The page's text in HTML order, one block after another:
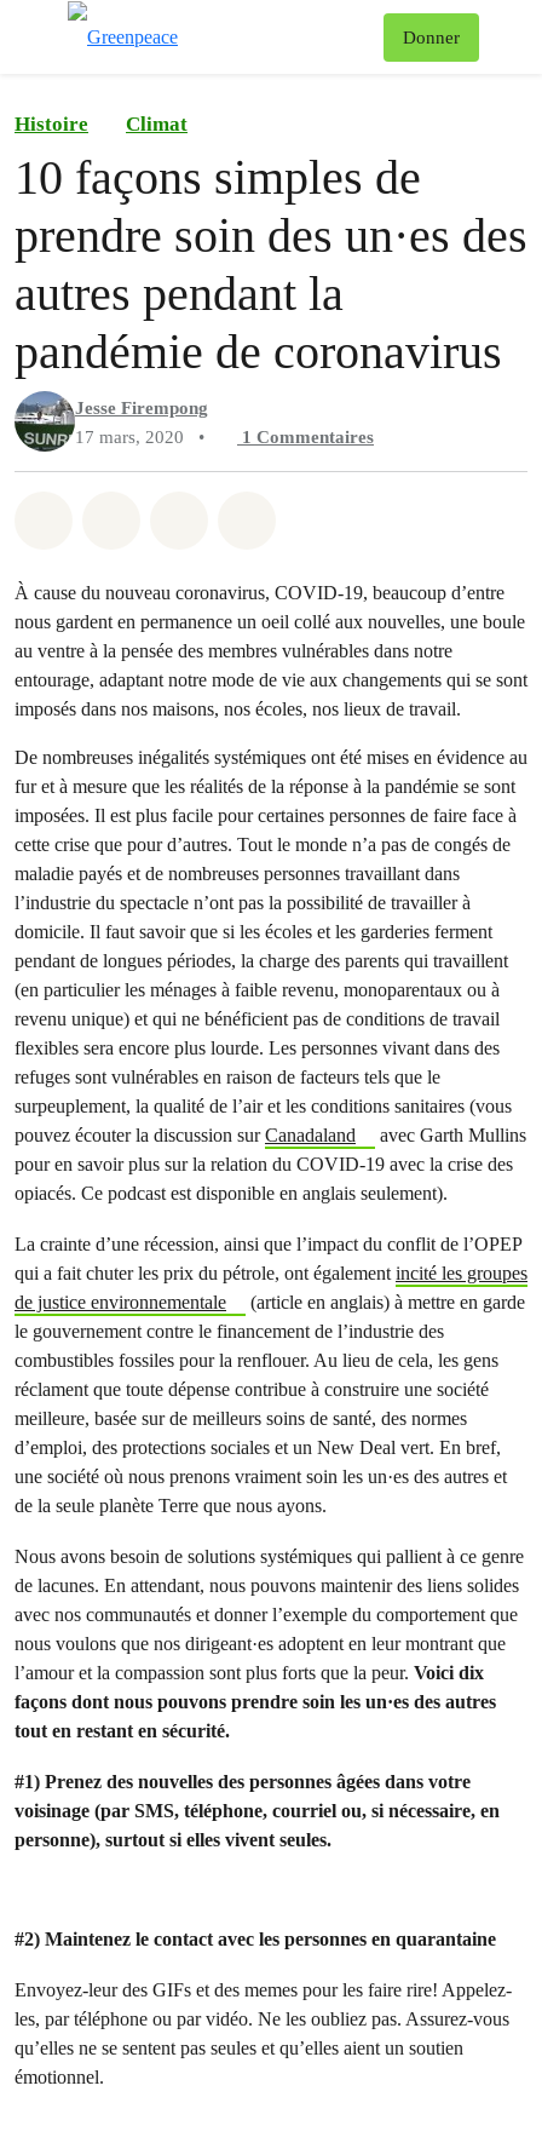
Donner
Histoire Climat
10 façons simples de
prendre soin des un·es des
autres pendant la
pandémie de coronavirus
Jesse Firempong
17 mars, 2020
• 1 Commentaires
À cause du nouveau coronavirus, COVID-19, beaucoup d’entre
nous gardent en permanence un oeil collé aux nouvelles, une boule
au ventre à la pensée des membres vulnérables dans notre
entourage, adaptant notre mode de vie aux changements qui se sont
imposés dans nos maisons, nos écoles, nos lieux de travail.
De nombreuses inégalités systémiques ont été mises en évidence au
fur et à mesure que les réalités de la réponse à la pandémie se sont
imposées. Il est plus facile pour certaines personnes de faire face à
cette crise que pour d’autres. Tout le monde n’a pas de congés de
maladie payés et de nombreuses personnes travaillant dans
l’industrie du spectacle n’ont pas la possibilité de travailler à
domicile. Il faut savoir que si les écoles et les garderies ferment
pendant de longues périodes, la charge des parents qui travaillent
(en particulier les ménages à faible revenu, monoparentaux ou à
revenu unique) et qui ne bénéficient pas de conditions de travail
flexibles sera encore plus lourde. Les personnes vivant dans des
refuges sont vulnérables en raison de facteurs tels que le
surpeuplement, la qualité de l’air et les conditions sanitaires (vous
pouvez écouter la discussion surCanadaland
avec Garth Mullins
pour en savoir plus sur la relation du COVID-19 avec la crise des
opiacés. Ce podcast est disponible en anglais seulement).
La crainte d’une récession, ainsi que l’impact du conflit de l’OPEP
qui a fait chuter les prix du pétrole, ont égalementincité les groupes
de justice environnementale
(article en anglais) à mettre en garde
le gouvernement contre le financement de l’industrie des
combustibles fossiles pour la renflouer. Au lieu de cela, les gens
réclament que toute dépense contribue à construire une société
meilleure, basée sur de meilleurs soins de santé, des normes
d’emploi, des protections sociales et un New Deal vert. En bref,
une société où nous prenons vraiment soin les un·es des autres et
de la seule planète Terre que nous ayons.
Nous avons besoin de solutions systémiques qui pallient à ce genre
de lacunes. En attendant, nous pouvons maintenir des liens solides
avec nos communautés et donner l’exemple du comportement que
nous voulons que nos dirigeant·es adoptent en leur montrant que
l’amour et la compassion sont plus forts que la peur. Voici dix
façons dont nous pouvons prendre soin les un·es des autres
tout en restant en sécurité.
#1) Prenez des nouvelles des personnes âgées dans votre
voisinage (par SMS, téléphone, courriel ou, si nécessaire, en
personne), surtout si elles vivent seules.
#2) Maintenez le contact avec les personnes en quarantaine
Envoyez-leur des GIFs et des memes pour les faire rire! Appelez-
les, par téléphone ou par vidéo. Ne les oubliez pas. Assurez-vous
qu’elles ne se sentent pas seules et qu’elles aient un soutien
émotionnel.